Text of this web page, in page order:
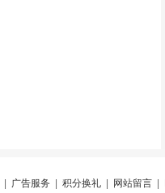
广告服务 积分换礼 网站留言